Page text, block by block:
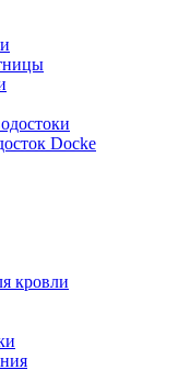
Docke
кровли